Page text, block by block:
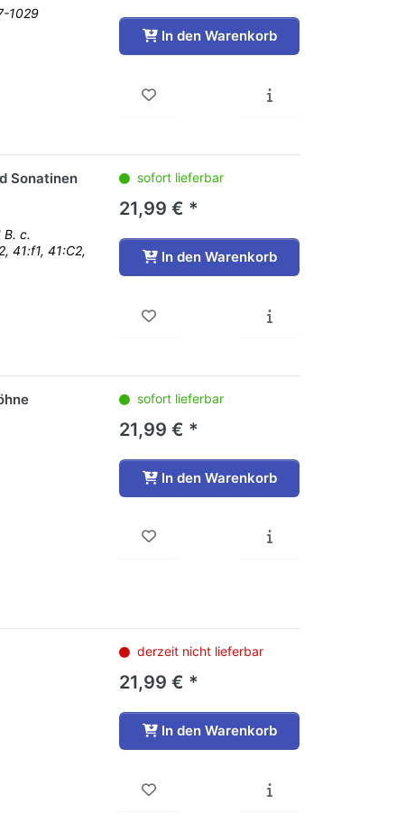
1029
In den Warenkorb
Sonatinen
c.
41:f1, 41:C2,
sofort lieferbar
21,99 € *
In den Warenkorb
sofort lieferbar
21,99 € *
In den Warenkorb
derzeit nicht lieferbar
21,99 € *
In den Warenkorb